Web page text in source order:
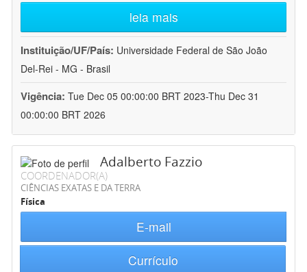
leia mais
Instituição/UF/País: Universidade Federal de São João
Del-Rei - MG - Brasil
Vigência: Tue Dec 05 00:00:00 BRT 2023-Thu Dec 31
00:00:00 BRT 2026
Adalberto Fazzio
COORDENADOR(A)
CIÊNCIAS EXATAS E DA TERRA
Física
E-mail
Currículo